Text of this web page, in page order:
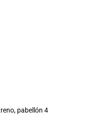
, pabellón 4